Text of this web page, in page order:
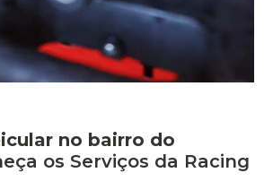
no bairro do
os Serviços da Racing